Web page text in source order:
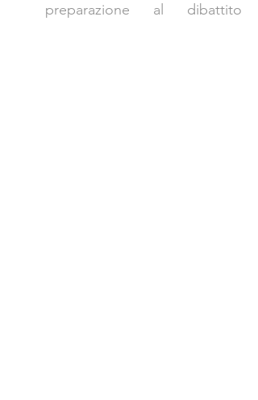
preparazione al dibattito